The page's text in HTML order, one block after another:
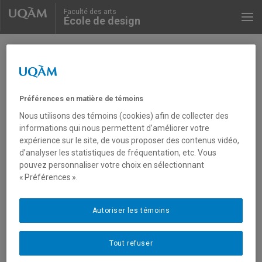
Faculté des arts
École de design
Recherche
Préférences en matière de témoins
Nous utilisons des témoins (cookies) afin de collecter des
informations qui nous permettent d’améliorer votre
expérience sur le site, de vous proposer des contenus vidéo,
d’analyser les statistiques de fréquentation, etc. Vous
pouvez personnaliser votre choix en sélectionnant
« Préférences ».
Tout refuser
Autoriser les témoins